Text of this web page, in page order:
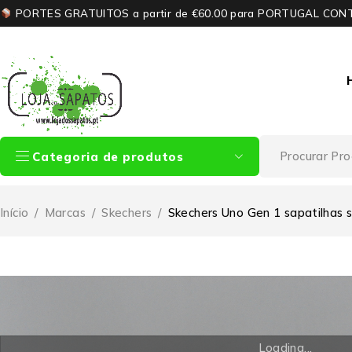
PORTES GRATUITOS a partir de €60.00 para PORTUGAL
Categoria de produtos
Início / Marcas / Skechers / Skechers Uno Gen 1 sapatilhas
Loading...